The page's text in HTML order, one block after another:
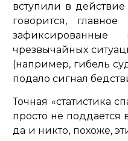
вступили в
говорится,
чрезвычайных
(например, гибель
подало сигнал
Точная «статистика
просто не
да и никто, похоже,